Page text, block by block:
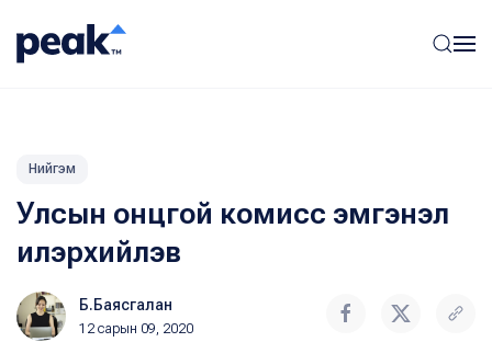
Нийгэм
Улсын онцгой комисс эмгэнэл
илэрхийлэв
Б.Баясгалан
12 сарын 09, 2020